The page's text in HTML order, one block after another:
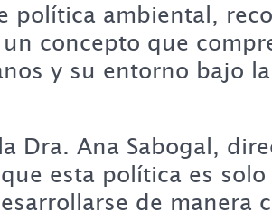
política ambiental,
un concepto que
y su entorno bajo
Dra. Ana Sabogal,
esta política es
de manera